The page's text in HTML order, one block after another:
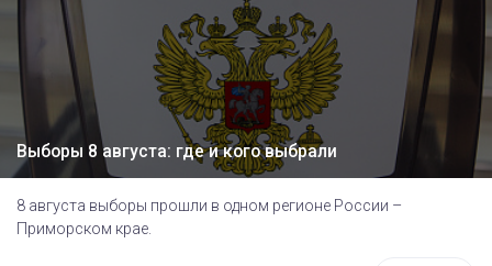
Выборы 8 августа: где и кого выбрали
8 августа выборы прошли в одном регионе России –
Приморском крае.